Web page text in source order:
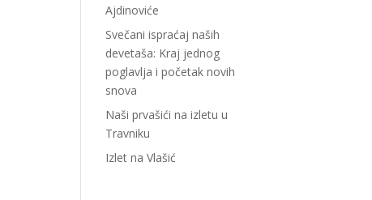
Ajdinoviće
Svečani ispraćaj naših
devetaša: Kraj jednog
poglavlja i početak novih
snova
Naši prvašići na izletu u
Travniku
Izlet na Vlašić